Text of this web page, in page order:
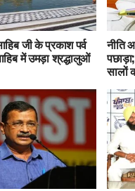
जी के प्रकाश पर्व
में उमड़ा श्रद्धालुओं
नीति
सालों